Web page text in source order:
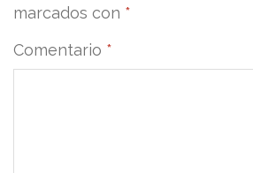
marcados con *
Comentario *